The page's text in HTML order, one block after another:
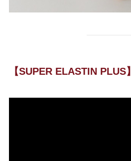
【SUPER ELASTIN PLUS】